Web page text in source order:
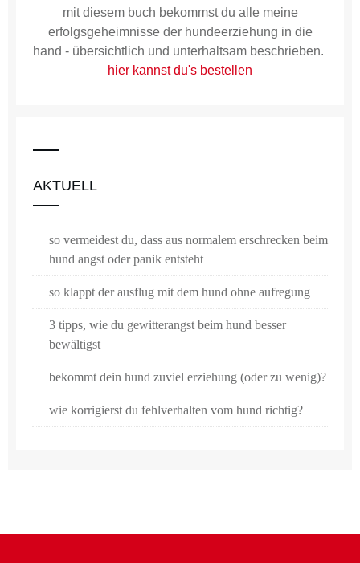
mit diesem buch bekommst du alle meine
erfolgsgeheimnisse der hundeerziehung in die
hand - übersichtlich und unterhaltsam beschrieben.
hier kannst du's bestellen
AKTUELL
so vermeidest du, dass aus normalem erschrecken beim
hund angst oder panik entsteht
so klappt der ausflug mit dem hund ohne aufregung
3 tipps, wie du gewitterangst beim hund besser
bewältigst
bekommt dein hund zuviel erziehung (oder zu wenig)?
wie korrigierst du fehlverhalten vom hund richtig?